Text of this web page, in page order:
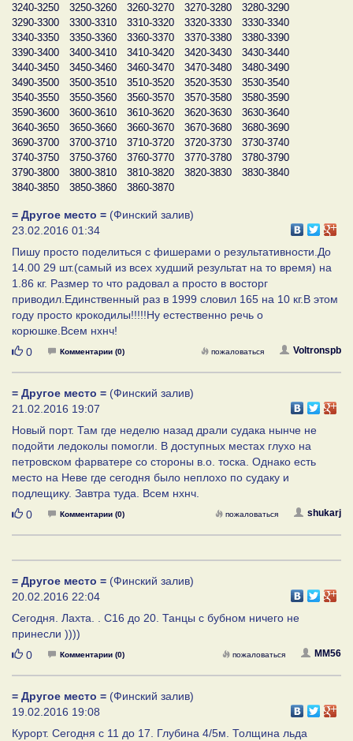
3240-3250
3250-3260 3260-3270 3270-3280
3280-3290
3290-3300
3300-3310 3310-3320 3320-3330
3330-3340
3340-3350
3350-3360 3360-3370 3370-3380
3380-3390
3390-3400
3400-3410 3410-3420 3420-3430
3430-3440
3440-3450
3450-3460 3460-3470 3470-3480
3480-3490
3490-3500
3500-3510 3510-3520 3520-3530
3530-3540
3540-3550
3550-3560 3560-3570 3570-3580
3580-3590
3590-3600
3600-3610 3610-3620 3620-3630
3630-3640
3640-3650
3650-3660 3660-3670 3670-3680
3680-3690
3690-3700
3700-3710 3710-3720 3720-3730
3730-3740
3740-3750
3750-3760 3760-3770 3770-3780
3780-3790
3790-3800
3800-3810 3810-3820 3820-3830
3830-3840
3840-3850
3850-3860 3860-3870
= Другое место = (Финский залив)
23.02.2016 01:34
Пишу просто поделиться с фишерами о результативности.До
14.00 29 шт.(самый из всех худший результат на то время) на
1.86 кг. Размер то что радовал а просто в восторг
приводил.Единственный раз в 1999 словил 165 на 10 кг.В этом
году просто крокодилы!!!!!Ну естественно речь о
корюшке.Всем нхнч!
Нравится
0 Комментарии (0) Voltronspb
пожаловаться
= Другое место = (Финский залив)
21.02.2016 19:07
Новый порт. Там где неделю назад драли судака нынче не
подойти ледоколы помогли. В доступных местах глухо на
петровском фарватере со стороны в.о. тоска. Однако есть
место на Неве где сегодня было неплохо по судаку и
подлещику. Завтра туда. Всем нхнч.
Нравится
0 Комментарии (0) shukarj
пожаловаться
= Другое место = (Финский залив)
20.02.2016 22:04
Сегодня. Лахта. . С16 до 20. Танцы с бубном ничего не
принесли ))))
Нравится
0 Комментарии (0) MM56
пожаловаться
= Другое место = (Финский залив)
19.02.2016 19:08
Курорт. Сегодня с 11 до 17. Глубина 4/5м. Толщина льда